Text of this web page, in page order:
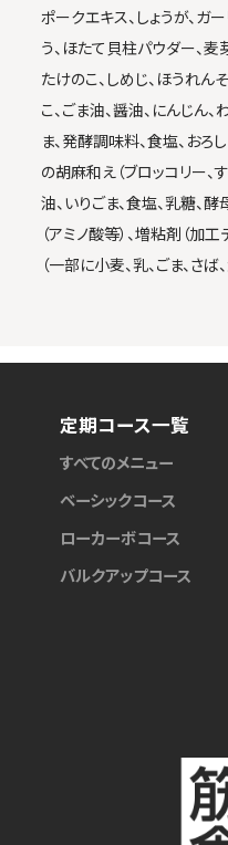
ポークエキス、しょうが、ガ
う、ほたて貝柱パウダー、麦
たけのこ、しめじ、ほうれん
こ、ごま油、醤油、にんじん、
ま、発酵調味料、食塩、おろ
の胡麻和え（ブロッコリー、
油、いりごま、食塩、乳糖、
（アミノ酸等）、増粘剤（加
（一部に小麦、乳、ごま、さば
定期コース一覧
すべてのメニュー
ベーシックコース
ローカーボコース
バルクアップコース